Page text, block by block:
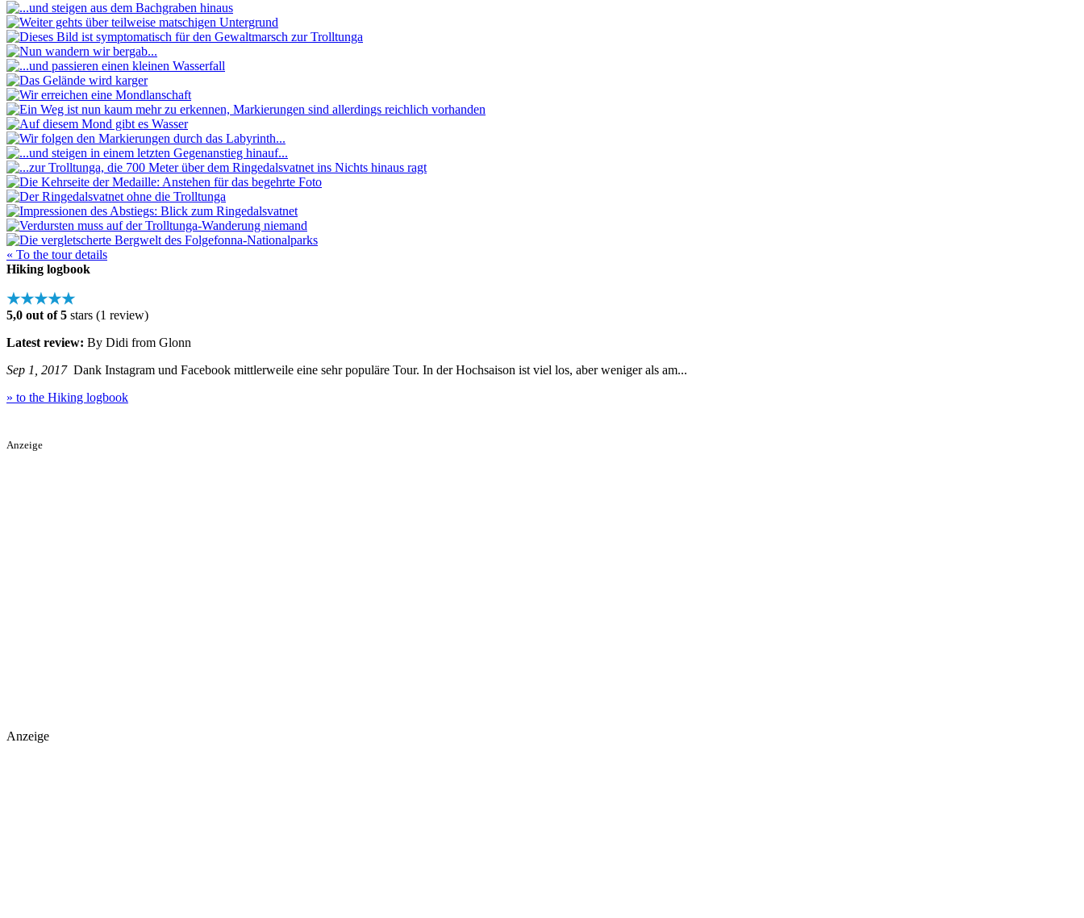
« To the tour details
Hiking logbook
★★★★★
5,0 out of 5 stars (1 review)
Latest review: By Didi from Glonn
Sep 1, 2017Dank Instagram und Facebook mittlerweile eine sehr populäre Tour. In der Hochsaison ist viel los, aber weniger als am...
» to the Hiking logbook
Anzeige
Anzeige